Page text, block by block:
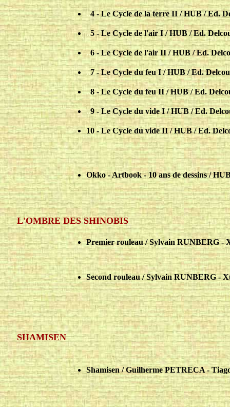
..4 - Le Cycle de la terre II / HUB / Ed.
..5 - Le Cycle de l'air I / HUB / Ed.
..6 - Le Cycle de l'air II / HUB / Ed.
..7 - Le Cycle du feu I / HUB / Ed.
..8 - Le Cycle du feu II / HUB / Ed.
..9 - Le Cycle du vide I / HUB / Ed.
10 - Le Cycle du vide II / HUB / Ed.
Okko - Artbook - 10 ans de dessins /
L'OMBRE DES SHINOBIS
Premier rouleau / Sylvain RUNBERG -
Second rouleau / Sylvain RUNBERG -
SHAMISEN
Shamisen / Guilherme PETRECA -